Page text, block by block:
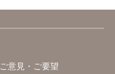
ご意見・ご要望